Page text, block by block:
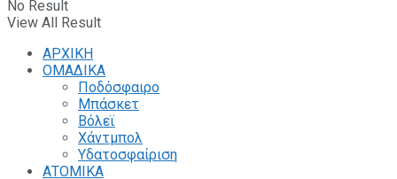
No Result
View All Result
ΑΡΧΙΚΗ
ΟΜΑΔΙΚΑ
Ποδόσφαιρο
Μπάσκετ
Βόλεϊ
Χάντμπολ
Υδατοσφαίριση
ΑΤΟΜΙΚΑ